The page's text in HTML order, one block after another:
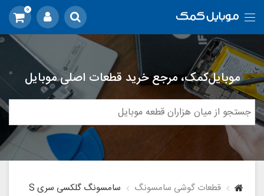
0
موبایل‌کمک، مرجع خرید قطعات اصلی موبایل
قطعات گوشی سامسونگ سامسونگ گلکسی سری S